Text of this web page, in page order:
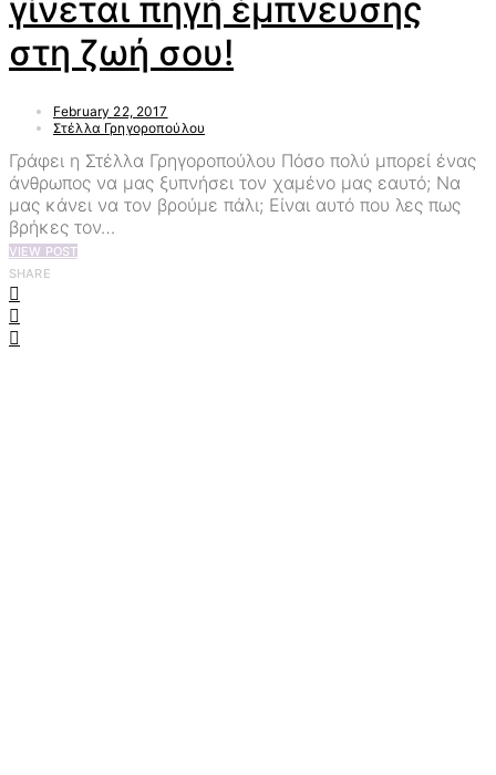
γίνεται πηγή έμπνευσης
στη ζωή σου!
February 22, 2017
Στέλλα Γρηγοροπούλου
Γράφει η Στέλλα Γρηγοροπούλου Πόσο πολύ μπορεί ένας
άνθρωπος να μας ξυπνήσει τον χαμένο μας εαυτό; Να
μας κάνει να τον βρούμε πάλι; Είναι αυτό που λες πως
βρήκες τον…
VIEW POST
SHARE